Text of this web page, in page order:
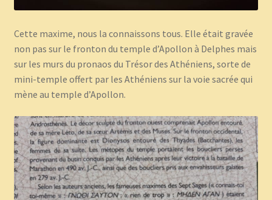
Cette maxime, nous la connaissons tous. Elle était gravée
non pas sur le fronton du temple d’Apollon à Delphes mais
sur les murs du pronaos du Trésor des Athéniens, sorte de
mini-temple offert par les Athéniens sur la voie sacrée qui
mène au temple d’Apollon.